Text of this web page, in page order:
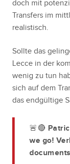
doch mit
Transfers im
realistisch.
Sollte das
Lecce in der
wenig zu tun
sich auf dem
das endgültige
🚨🔴
we go!